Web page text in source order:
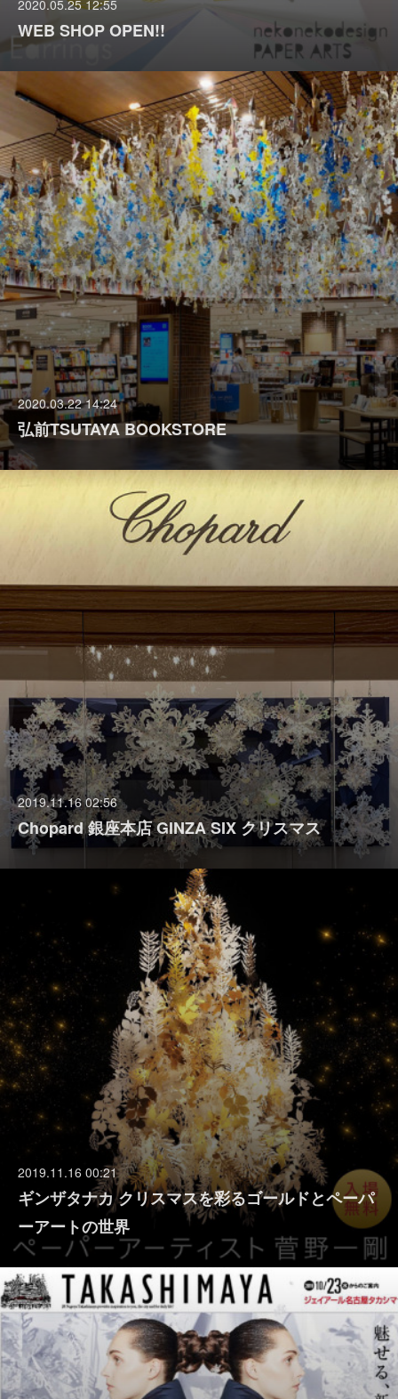
2020.05.25 12:55
WEB SHOP OPEN!!
2020.03.22 14:24
弘前TSUTAYA BOOKSTORE
2019.11.16 02:56
Chopard 銀座本店 GINZA SIX クリスマス
2019.11.16 00:21
ギンザタナカ クリスマスを彩るゴールドとペーパ
ーアートの世界